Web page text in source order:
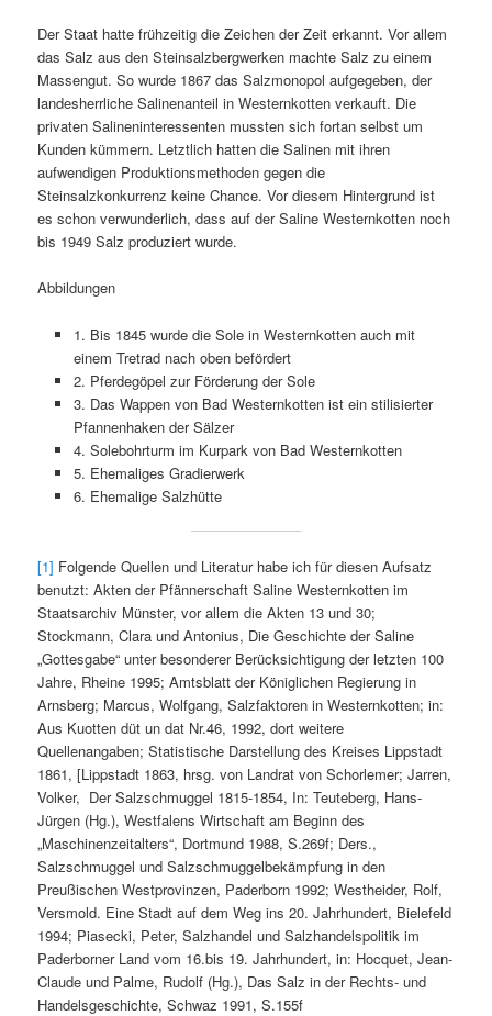
Der Staat hatte frühzeitig die Zeichen der Zeit erkannt. Vor allem
das Salz aus den Steinsalzbergwerken machte Salz zu einem
Massengut. So wurde 1867 das Salzmonopol aufgegeben, der
landesherrliche Salinenanteil in Westernkotten verkauft. Die
privaten Salineninteressenten mussten sich fortan selbst um
Kunden kümmern. Letztlich hatten die Salinen mit ihren
aufwendigen Produktionsmethoden gegen die
Steinsalzkonkurrenz keine Chance. Vor diesem Hintergrund ist
es schon verwunderlich, dass auf der Saline Westernkotten noch
bis 1949 Salz produziert wurde.
Abbildungen
1. Bis 1845 wurde die Sole in Westernkotten auch mit
einem Tretrad nach oben befördert
2. Pferdegöpel zur Förderung der Sole
3. Das Wappen von Bad Westernkotten ist ein stilisierter
Pfannenhaken der Sälzer
4. Solebohrturm im Kurpark von Bad Westernkotten
5. Ehemaliges Gradierwerk
6. Ehemalige Salzhütte
[1] Folgende Quellen und Literatur habe ich für diesen Aufsatz
benutzt: Akten der Pfännerschaft Saline Westernkotten im
Staatsarchiv Münster, vor allem die Akten 13 und 30;
Stockmann, Clara und Antonius, Die Geschichte der Saline
„Gottesgabe“ unter besonderer Berücksichtigung der letzten 100
Jahre, Rheine 1995; Amtsblatt der Königlichen Regierung in
Arnsberg; Marcus, Wolfgang, Salzfaktoren in Westernkotten; in:
Aus Kuotten düt un dat Nr.46, 1992, dort weitere
Quellenangaben; Statistische Darstellung des Kreises Lippstadt
1861, [Lippstadt 1863, hrsg. von Landrat von Schorlemer; Jarren,
Volker, Der Salzschmuggel 1815-1854, In: Teuteberg, Hans-
Jürgen (Hg.), Westfalens Wirtschaft am Beginn des
„Maschinenzeitalters“, Dortmund 1988, S.269f; Ders.,
Salzschmuggel und Salzschmuggelbekämpfung in den
Preußischen Westprovinzen, Paderborn 1992; Westheider, Rolf,
Versmold. Eine Stadt auf dem Weg ins 20. Jahrhundert, Bielefeld
1994; Piasecki, Peter, Salzhandel und Salzhandelspolitik im
Paderborner Land vom 16.bis 19. Jahrhundert, in: Hocquet, Jean-
Claude und Palme, Rudolf (Hg.), Das Salz in der Rechts- und
Handelsgeschichte, Schwaz 1991, S.155f